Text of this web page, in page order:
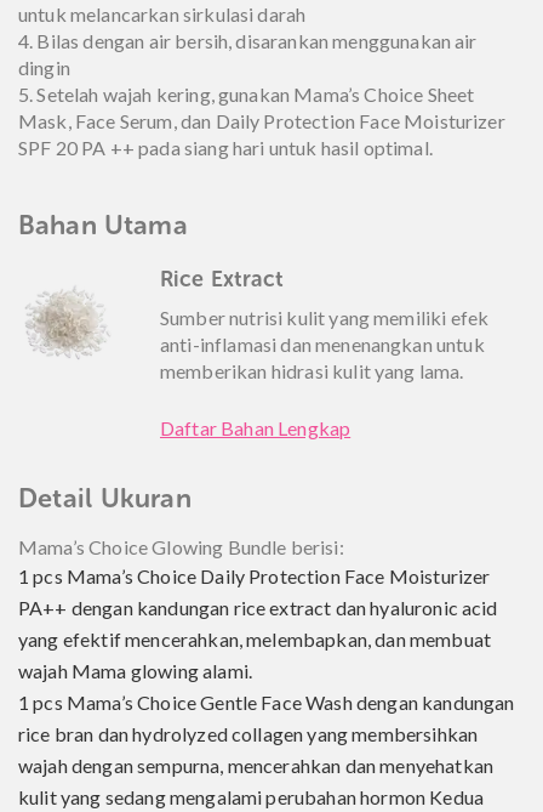
untuk melancarkan sirkulasi darah
4. Bilas dengan air bersih, disarankan menggunakan air
dingin
5. Setelah wajah kering, gunakan Mama’s Choice Sheet
Mask, Face Serum, dan Daily Protection Face Moisturizer
SPF 20 PA ++ pada siang hari untuk hasil optimal.
Bahan Utama
Rice Extract
Sumber nutrisi kulit yang memiliki efek
anti-inflamasi dan menenangkan untuk
memberikan hidrasi kulit yang lama.
Daftar Bahan Lengkap
Detail Ukuran
Mama’s Choice Glowing Bundle berisi:
1 pcs Mama’s Choice Daily Protection Face Moisturizer
PA++ dengan kandungan rice extract dan hyaluronic acid
yang efektif mencerahkan, melembapkan, dan membuat
wajah Mama glowing alami.
1 pcs Mama’s Choice Gentle Face Wash dengan kandungan
rice bran dan hydrolyzed collagen yang membersihkan
wajah dengan sempurna, mencerahkan dan menyehatkan
kulit yang sedang mengalami perubahan hormon Kedua